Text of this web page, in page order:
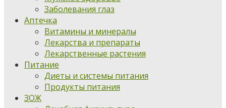
Заболевания глаз
Аптечка
Витамины и минералы
Лекарства и препараты
Лекарственные растения
Питание
Диеты и системы питания
Продукты питания
ЗОЖ